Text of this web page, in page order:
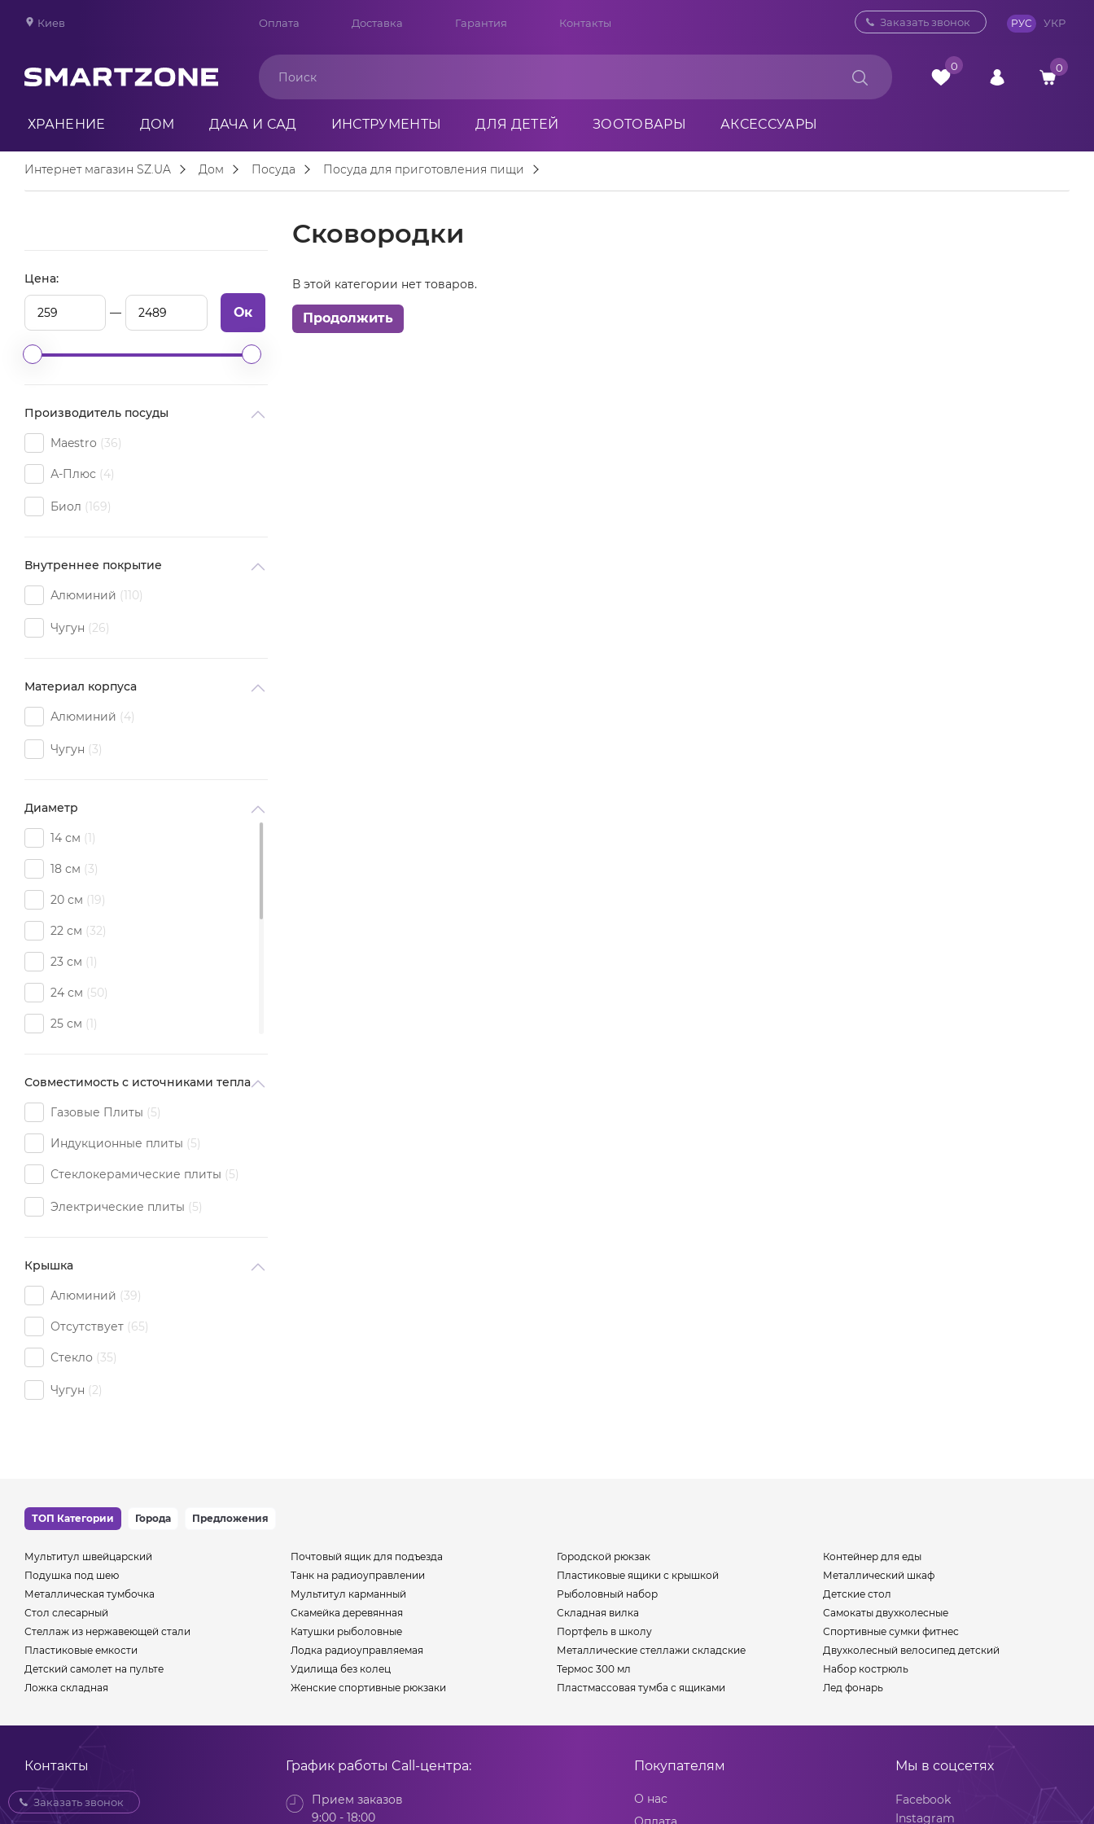
Киев Оплата Доставка Гарантия Контакты 0 800 33 10 32
Заказать звонок РУС УКР
0 0
ХРАНЕНИЕ ДОМ ДАЧА И САД ИНСТРУМЕНТЫ ДЛЯ ДЕТЕЙ ЗООТОВАРЫ АКСЕССУАРЫ
Интернет магазин SZ.UA Дом Посуда Посуда для приготовления пищи
Цена:
Ок
Производитель посуды
Maestro 36
А-Плюс 4
Биол 169
Внутреннее покрытие
Алюминий 110
Чугун 26
Материал корпуса
Алюминий 4
Чугун 3
Диаметр
14 см 1
18 см 3
20 см 19
22 см 32
23 см 1
24 см 50
25 см 1
28 см 43
30 см 8
32 см 6
34 см 1
36 см 2
50 см
Совместимость с источниками тепла
Газовые Плиты 5
Индукционные плиты 5
Стеклокерамические плиты 5
Электрические плиты 5
Крышка
Алюминий 39
Отсутствует 65
Стекло 35
Чугун 2
Cковородки
В этой категории нет товаров.
Продолжить
ТОП Категории Города Предложения
Мультитул швейцарский
Подушка под шею
Металлическая тумбочка
Стол слесарный
Стеллаж из нержавеющей стали
Пластиковые емкости
Детский самолет на пульте
Ложка складная
Почтовый ящик для подъезда
Танк на радиоуправлении
Мультитул карманный
Скамейка деревянная
Катушки рыболовные
Лодка радиоуправляемая
Удилища без колец
Женские спортивные рюкзаки
Городской рюкзак
Пластиковые ящики с крышкой
Рыболовный набор
Складная вилка
Портфель в школу
Металлические стеллажи складские
Термос 300 мл
Пластмассовая тумба с ящиками
Контейнер для еды
Металлический шкаф
Детские стол
Самокаты двухколесные
Спортивные сумки фитнес
Двухколесный велосипед детский
Набор кострюль
Лед фонарь
Контакты
Заказать звонок
График работы Call-центра:
Прием заказов
9:00 - 18:00
Покупателям
О нас
Мы в соцсетях
Facebook
Instagram